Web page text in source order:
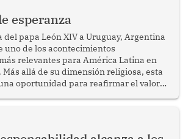
esperanza
del papa León XIV a Uruguay, Argentina
uno de los acontecimientos
relevantes para América Latina en
allá de su dimensión religiosa, esta
oportunidad para reafirmar el valor
en materia de desarrollo, cohesión